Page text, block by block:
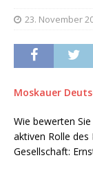
23. November
Moskauer
Wie bewerten
aktiven Rolle
Gesellschaft: